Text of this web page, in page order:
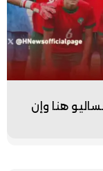
هنا وإن